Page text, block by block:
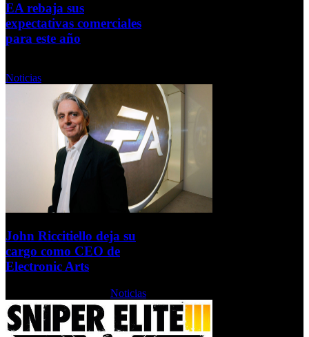
EA rebaja sus
expectativas comerciales
para este año
Noticias
John Riccitiello deja su
cargo como CEO de
Electronic Arts
Noticias